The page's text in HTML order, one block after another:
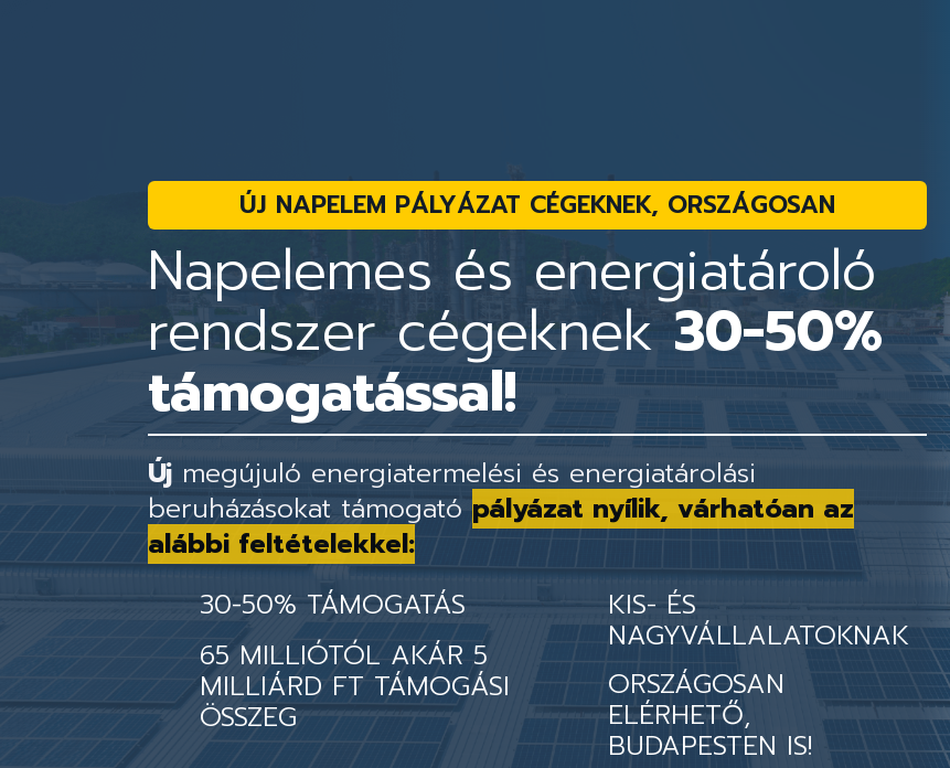
ÚJ NAPELEM PÁLYÁZAT CÉGEKNEK, ORSZÁGOSAN
Napelemes és energiatároló
rendszer cégeknek30-50%
támogatással!
Új megújuló energiatermelési és energiatárolási
beruházásokat támogató pályázat nyílik, várhatóan az
alábbi feltételekkel:
30-50% TÁMOGATÁS
65 MILLIÓTÓL AKÁR 5
MILLIÁRD FT TÁMOGÁSI
ÖSSZEG
KIS- ÉS
NAGYVÁLLALATOKNAK
ORSZÁGOSAN
ELÉRHETŐ,
BUDAPESTEN IS!